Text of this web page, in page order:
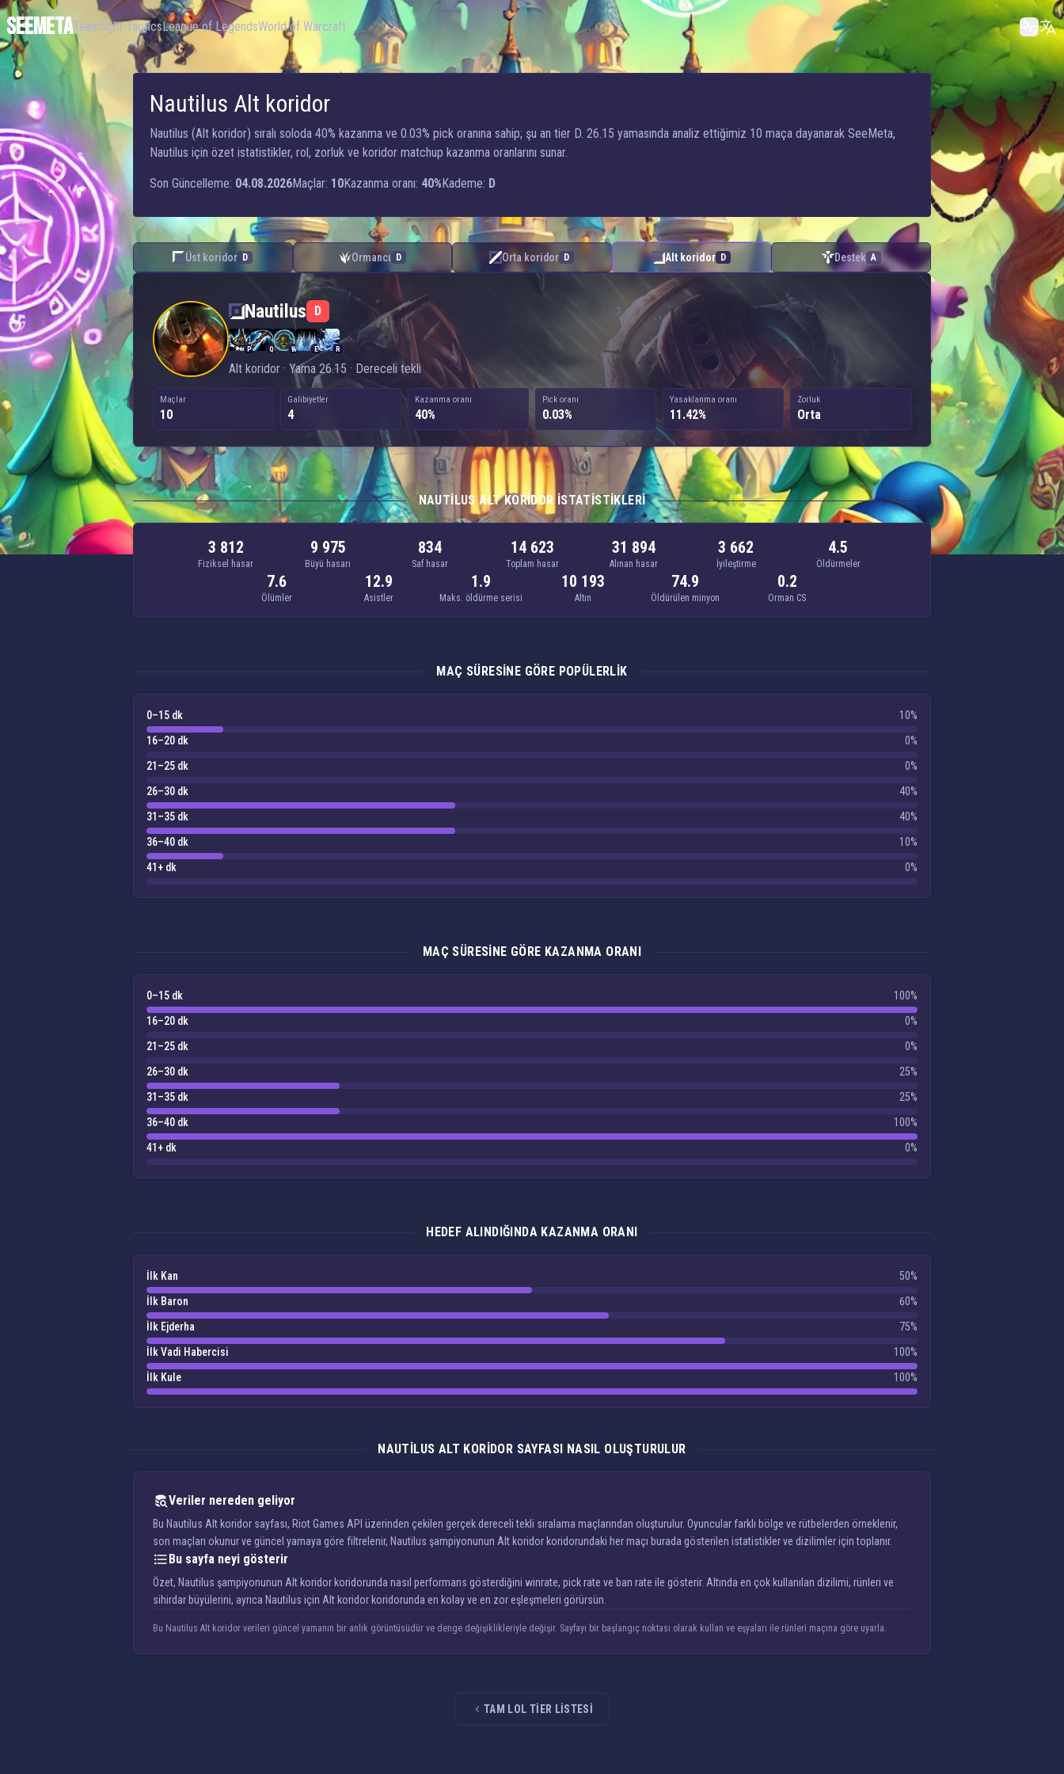
SEEMETATeamfight TacticsLeague of LegendsWorld of Warcraft
Nautilus Alt koridor
Nautilus (Alt koridor) sıralı soloda 40% kazanma ve 0.03% pick oranına sahip; şu an tier D. 26.15 yamasında analiz ettiğimiz 10 maça dayanarak SeeMeta,
Nautilus için özet istatistikler, rol, zorluk ve koridor matchup kazanma oranlarını sunar.
Son Güncelleme: 04.08.2026Maçlar: 10Kazanma oranı: 40%Kademe: D
Üst koridor D Ormancı D Orta koridor D Alt koridor D Destek A
Nautilus — Alt koridor
Nautilus D
P Q W E R
Alt koridor · Yama 26.15 · Dereceli tekli
Maçlar
10
Galibiyetler
4
Kazanma oranı
40%
Pick oranı
0.03%
Yasaklanma oranı
11.42%
Zorluk
Orta
NAUTILUS ALT KORIDOR ISTATISTIKLERI
3 812
Fiziksel hasar
9 975
Büyü hasarı
834
Saf hasar
14 623
Toplam hasar
31 894
Alınan hasar
3 662
İyileştirme
4.5
Öldürmeler
7.6
Ölümler
12.9
Asistler
1.9
Maks. öldürme serisi
10 193
Altın
74.9
Öldürülen minyon
0.2
Orman CS
MAÇ SÜRESINE GÖRE POPÜLERLIK
0–15 dk
10%
16–20 dk
0%
21–25 dk
0%
26–30 dk
40%
31–35 dk
40%
36–40 dk
10%
41+ dk
0%
MAÇ SÜRESINE GÖRE KAZANMA ORANI
0–15 dk
100%
16–20 dk
0%
21–25 dk
0%
26–30 dk
25%
31–35 dk
25%
36–40 dk
100%
41+ dk
0%
HEDEF ALINDIĞINDA KAZANMA ORANI
İlk Kan
50%
İlk Baron
60%
İlk Ejderha
75%
İlk Vadi Habercisi
100%
İlk Kule
100%
NAUTILUS ALT KORIDOR SAYFASI NASIL OLUŞTURULUR
Veriler nereden geliyor
Bu Nautilus Alt koridor sayfası, Riot Games API üzerinden çekilen gerçek dereceli tekli sıralama maçlarından oluşturulur. Oyuncular farklı bölge ve rütbelerden örneklenir,
son maçları okunur ve güncel yamaya göre filtrelenir, Nautilus şampiyonunun Alt koridor koridorundaki her maçı burada gösterilen istatistikler ve dizilimler için toplanır.
Bu sayfa neyi gösterir
Özet, Nautilus şampiyonunun Alt koridor koridorunda nasıl performans gösterdiğini winrate, pick rate ve ban rate ile gösterir. Altında en çok kullanılan dizilimi, rünleri ve
sihirdar büyülerini, ayrıca Nautilus için Alt koridor koridorunda en kolay ve en zor eşleşmeleri görürsün.
Bu Nautilus Alt koridor verileri güncel yamanın bir anlık görüntüsüdür ve denge değişiklikleriyle değişir. Sayfayı bir başlangıç noktası olarak kullan ve eşyaları ile rünleri maçına göre uyarla.
TAM LOL TIER LISTESI